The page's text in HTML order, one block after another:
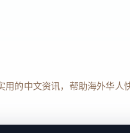
的中文资讯，帮助海外华人